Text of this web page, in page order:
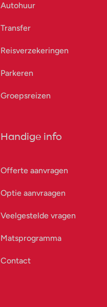
Autohuur
Transfer
Reisverzekeringen
Parkeren
Groepsreizen
Handige info
Offerte aanvragen
Optie aanvraagen
Veelgestelde vragen
Matsprogramma
Contact